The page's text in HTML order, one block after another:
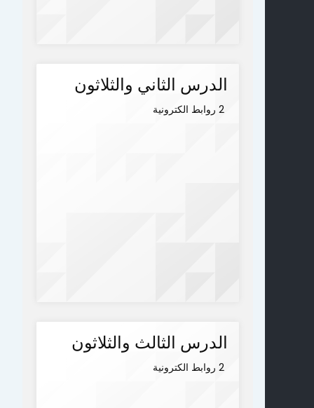
الدرس الثاني والثلاثون
2 روابط الكترونية
الدرس الثالث والثلاثون
2 روابط الكترونية